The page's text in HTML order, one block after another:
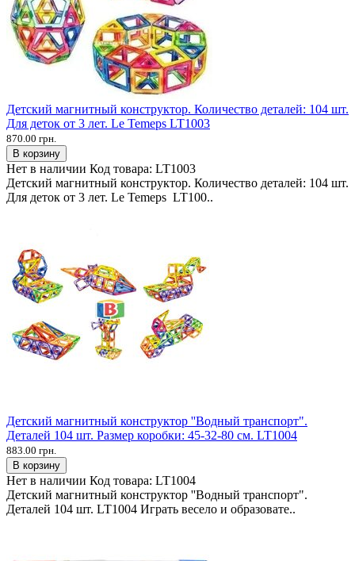
Детский магнитный конструктор. Количество деталей: 104 шт.
Для деток от 3 лет. Le Temeps LT1003
870.00 грн.
В корзину
Нет в наличии Код товара: LT1003
Детский магнитный конструктор. Количество деталей: 104 шт.
Для деток от 3 лет. Le Temeps LT100..
Детский магнитный конструктор ''Водный транспорт".
Деталей 104 шт. Размер коробки: 45-32-80 см. LT1004
883.00 грн.
В корзину
Нет в наличии Код товара: LT1004
Детский магнитный конструктор ''Водный транспорт".
Деталей 104 шт. LT1004 Играть весело и образовате..